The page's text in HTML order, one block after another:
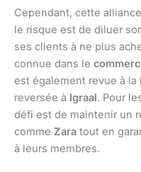
Cependant, cette
le risque est de diluer
ses clients à ne plus
connue dans le
est également revue à
reversée à Igraal. Pour
défi est de maintenir un
comme Zara tout en
à leurs membres.